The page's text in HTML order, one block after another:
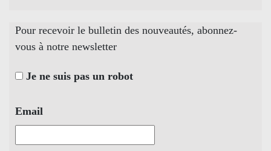
Pour recevoir le bulletin des nouveautés, abonnez-
vous à notre newsletter
Je ne suis pas un robot
Email